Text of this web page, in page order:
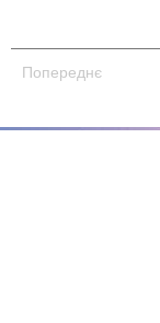
Попереднє